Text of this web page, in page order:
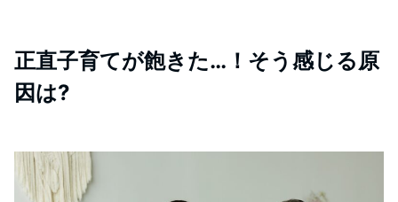
正直子育てが飽きた…！そう感じる原
因は?